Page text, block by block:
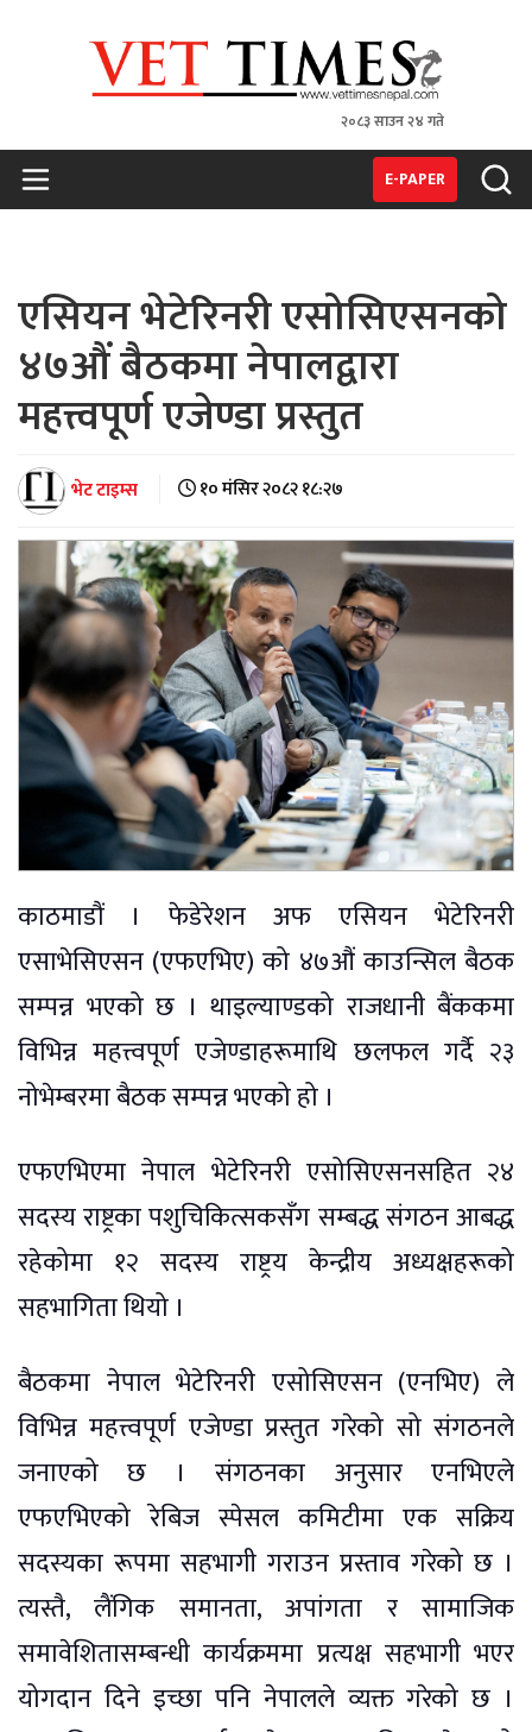
२०८३ साउन २४ गते
E-PAPER
एसियन भेटेरिनरी एसोसिएसनको
४७औं बैठकमा नेपालद्वारा
महत्त्वपूर्ण एजेण्डा प्रस्तुत
भेट टाइम्स १० मंसिर २०८२ १८:२७
काठमाडौं । फेडेरेशन अफ एसियन भेटेरिनरी
एसाभेसिएसन (एफएभिए) को ४७औं काउन्सिल बैठक
सम्पन्न भएको छ । थाइल्याण्डको राजधानी बैंककमा
विभिन्न महत्त्वपूर्ण एजेण्डाहरूमाथि छलफल गर्दै २३
नोभेम्बरमा बैठक सम्पन्न भएको हो ।
एफएभिएमा नेपाल भेटेरिनरी एसोसिएसनसहित २४
सदस्य राष्ट्रका पशुचिकित्सकसँग सम्बद्ध संगठन आबद्ध
रहेकोमा १२ सदस्य राष्ट्रय केन्द्रीय अध्यक्षहरूको
सहभागिता थियो ।
बैठकमा नेपाल भेटेरिनरी एसोसिएसन (एनभिए) ले
विभिन्न महत्त्वपूर्ण एजेण्डा प्रस्तुत गरेको सो संगठनले
जनाएको छ । संगठनका अनुसार एनभिएले
एफएभिएको रेबिज स्पेसल कमिटीमा एक सक्रिय
सदस्यका रूपमा सहभागी गराउन प्रस्ताव गरेको छ ।
त्यस्तै, लैंगिक समानता, अपांगता र सामाजिक
समावेशितासम्बन्धी कार्यक्रममा प्रत्यक्ष सहभागी भएर
योगदान दिने इच्छा पनि नेपालले व्यक्त गरेको छ ।